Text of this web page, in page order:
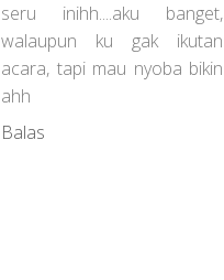
seru inihh....aku banget,
walaupun ku gak ikutan
acara, tapi mau nyoba bikin
ahh
Balas